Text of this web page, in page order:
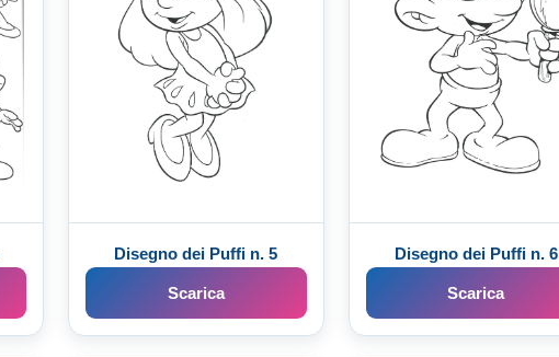
Disegno dei Puffi n. 5
Scarica
Disegno dei Puffi n. 6
Scarica